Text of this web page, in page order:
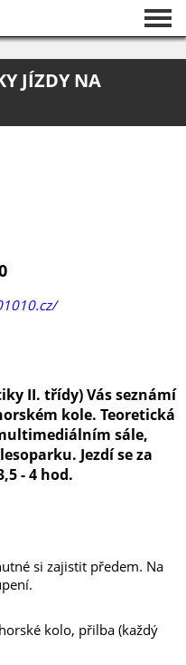
JÍZDY NA
II. třídy) Vás seznámí
kole. Teoretická
sále,
Jezdí se za
- 4 hod.
si zajistit předem. Na
kolo, přilba (každý